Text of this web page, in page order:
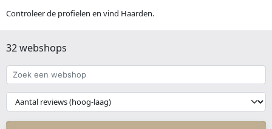
Controleer de profielen en vind Haarden.
32 webshops
Zoek
een
webshop
{{
__('Sort')
}}